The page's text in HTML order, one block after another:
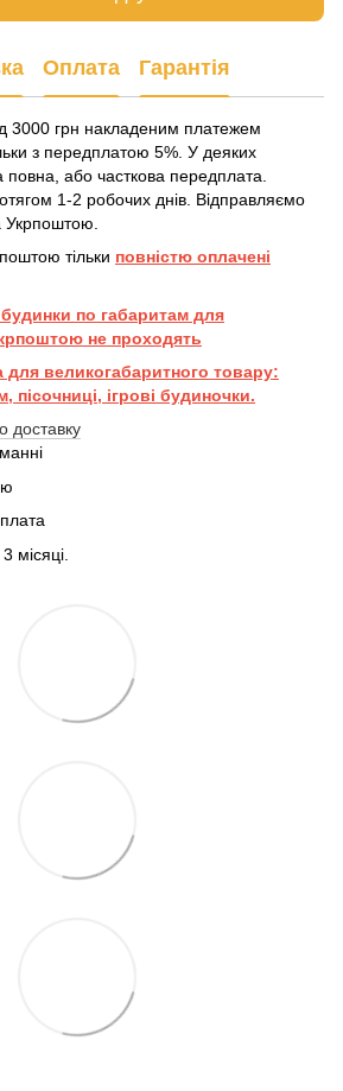
Оплата Гарантія
3000 грн накладеним платежем
з передплатою 5%. У деяких
або часткова передплата.
1-2 робочих днів. Відправляємо
тільки повністю оплачені
будинки по габаритам для
не проходять
для великогабаритного товару:
пісочниці, ігрові будиночки.
доставку
місяці.